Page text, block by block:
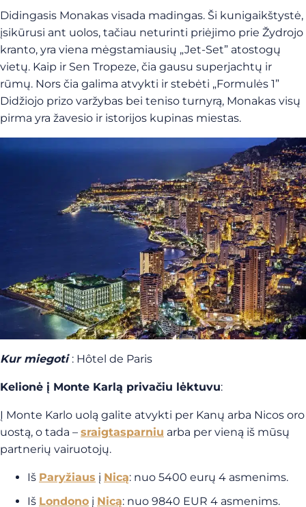
Didingasis Monakas visada madingas. Ši kunigaikštystė,
įsikūrusi ant uolos, tačiau neturinti priėjimo prie Žydrojo
kranto, yra viena mėgstamiausių „Jet-Set” atostogų
vietų. Kaip ir Sen Tropeze, čia gausu superjachtų ir
rūmų. Nors čia galima atvykti ir stebėti „Formulės 1”
Didžiojo prizo varžybas bei teniso turnyrą, Monakas visų
pirma yra žavesio ir istorijos kupinas miestas.
Kur miegoti : Hôtel de Paris
Kelionė į Monte Karlą privačiu lėktuvu:
Į Monte Karlo uolą galite atvykti per Kanų arba Nicos oro
uostą, o tada – sraigtasparniu arba per vieną iš mūsų
partnerių vairuotojų.
Iš Paryžiaus į Nicą: nuo 5400 eurų 4 asmenims.
Iš Londono į Nicą: nuo 9840 EUR 4 asmenims.